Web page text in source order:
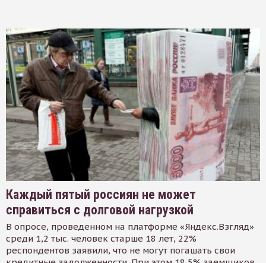
Каждый пятый россиян не может
справиться с долговой нагрузкой
В опросе, проведенном на платформе «Яндекс.Взгляд»
среди 1,2 тыс. человек старше 18 лет, 22%
респондентов заявили, что не могут погашать свои